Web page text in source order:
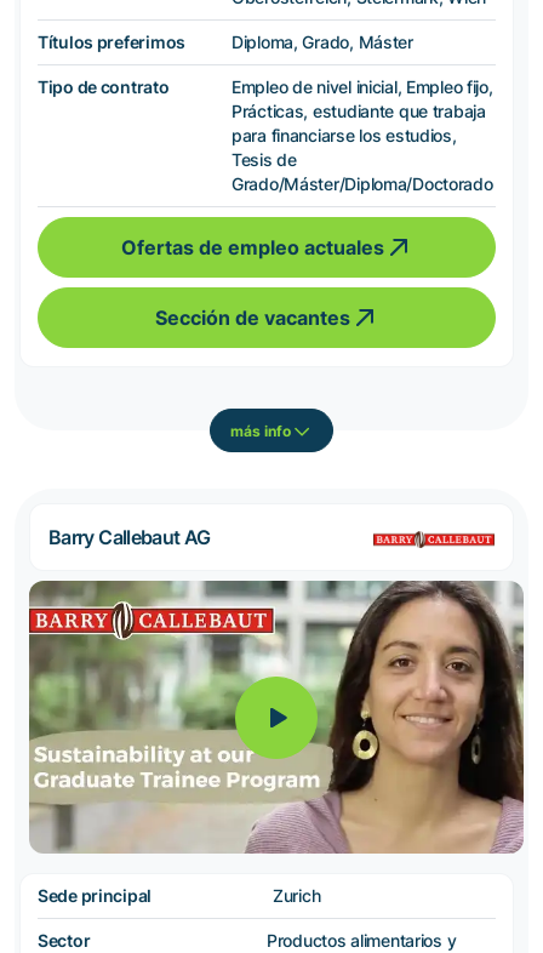
Títulos preferimos Diploma, Grado, Máster
Tipo de contrato
Empleo de nivel inicial, Empleo fijo,
Prácticas, estudiante que trabaja
para financiarse los estudios,
Tesis de
Grado/Máster/Diploma/Doctorado
Ofertas de empleo actuales
Sección de vacantes
más info
Barry Callebaut AG
Sede principal Zurich
Sector
Productos alimentarios y